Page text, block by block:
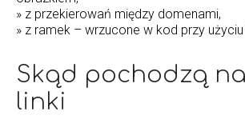
» z przekierowań między domenami,
» z ramek – wrzucone w kod przy
Skąd pochodzą
linki